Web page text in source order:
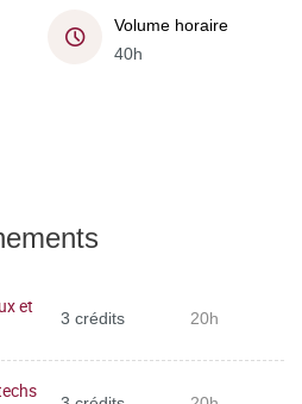
Volume horaire
40h
et
3 crédits 20h